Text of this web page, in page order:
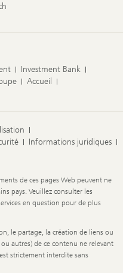
Investment Bank
Accueil
Informations juridiques
de ces pages Web peuvent ne
pays. Veuillez consulter les
en question pour de plus
le partage, la création de liens ou
autres) de ce contenu ne relevant
strictement interdite sans